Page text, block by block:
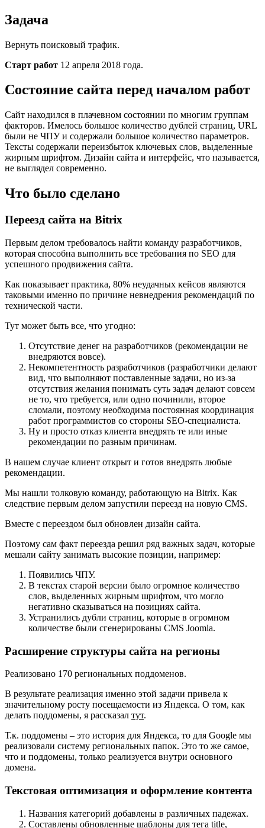
Задача
Вернуть поисковый трафик.
Старт работ 12 апреля 2018 года.
Состояние сайта перед началом работ
Сайт находился в плачевном состоянии по многим группам
факторов. Имелось большое количество дублей страниц, URL
были не ЧПУ и содержали большое количество параметров.
Тексты содержали переизбыток ключевых слов, выделенные
жирным шрифтом. Дизайн сайта и интерфейс, что называется,
не выглядел современно.
Что было сделано
Переезд сайта на Bitrix
Первым делом требовалось найти команду разработчиков,
которая способна выполнить все требования по SEO для
успешного продвижения сайта.
Как показывает практика, 80% неудачных кейсов являются
таковыми именно по причине невнедрения рекомендаций по
технической части.
Тут может быть все, что угодно:
Отсутствие денег на разработчиков (рекомендации не
внедряются вовсе).
Некомпетентность разработчиков (разработчики делают
вид, что выполняют поставленные задачи, но из-за
отсутствия желания понимать суть задач делают совсем
не то, что требуется, или одно починили, второе
сломали, поэтому необходима постоянная координация
работ программистов со стороны SEO-специалиста.
Ну и просто отказ клиента внедрять те или иные
рекомендации по разным причинам.
В нашем случае клиент открыт и готов внедрять любые
рекомендации.
Мы нашли толковую команду, работающую на Bitrix. Как
следствие первым делом запустили переезд на новую CMS.
Вместе с переездом был обновлен дизайн сайта.
Поэтому сам факт переезда решил ряд важных задач, которые
мешали сайту занимать высокие позиции, например:
Появились ЧПУ.
В текстах старой версии было огромное количество
слов, выделенных жирным шрифтом, что могло
негативно сказываться на позициях сайта.
Устранились дубли страниц, которые в огромном
количестве были сгенерированы CMS Joomla.
Расширение структуры сайта на регионы
Реализовано 170 региональных поддоменов.
В результате реализация именно этой задачи привела к
значительному росту посещаемости из Яндекса. О том, как
делать поддомены, я рассказал тут.
Т.к. поддомены – это история для Яндекса, то для Google мы
реализовали систему региональных папок. Это то же самое,
что и поддомены, только реализуется внутри основного
домена.
Текстовая оптимизация и оформление контента
Названия категорий добавлены в различных падежах.
Составлены обновленные шаблоны для тега title,